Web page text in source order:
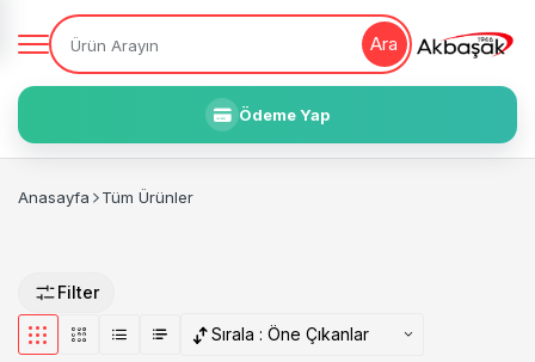
Ara
Ödeme Yap
Anasayfa Tüm Ürünler
Filter
Sırala : Öne Çıkanlar